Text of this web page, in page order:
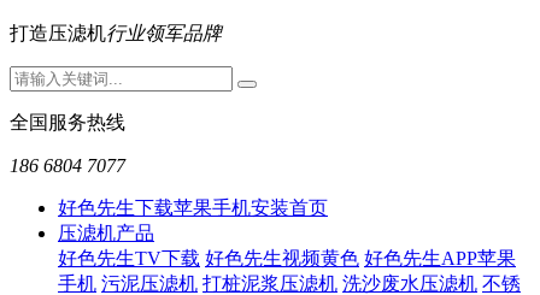
打造压滤机行业领军品牌
全国服务热线
186 6804 7077
好色先生下载苹果手机安装首页
压滤机产品
好色先生TV下载 好色先生视频黄色 好色先生APP苹果
手机 污泥压滤机 打桩泥浆压滤机 洗沙废水压滤机 不锈